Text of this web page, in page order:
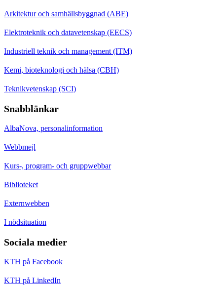
Arkitektur och samhällsbyggnad (ABE)
Elektroteknik och datavetenskap (EECS)
Industriell teknik och management (ITM)
Kemi, bioteknologi och hälsa (CBH)
Teknikvetenskap (SCI)
Snabblänkar
AlbaNova, personalinformation
Webbmejl
Kurs-, program- och gruppwebbar
Biblioteket
Externwebben
I nödsituation
Sociala medier
KTH på Facebook
KTH på LinkedIn